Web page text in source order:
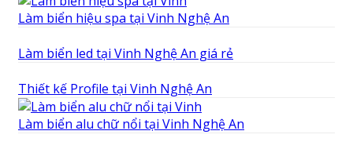
Làm biển hiệu spa tại Vinh Nghệ An
Làm biển led tại Vinh Nghệ An giá rẻ
Thiết kế Profile tại Vinh Nghệ An
Làm biển alu chữ nổi tại Vinh Nghệ An